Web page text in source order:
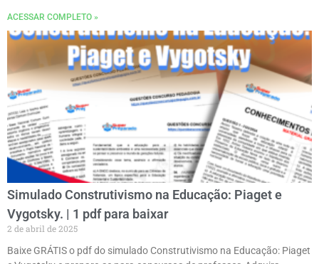
ACESSAR COMPLETO »
Simulado Construtivismo na Educação: Piaget e
Vygotsky. | 1 pdf para baixar
2 de abril de 2025
Baixe GRÁTIS o pdf do simulado Construtivismo na Educação: Piaget